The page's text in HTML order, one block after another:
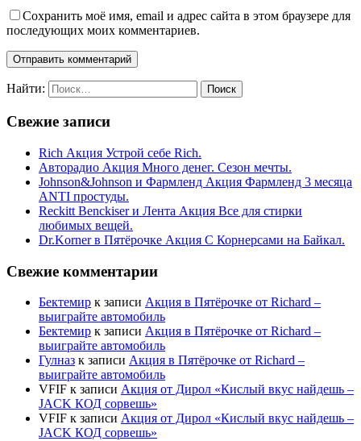
Сохранить моё имя, email и адрес сайта в этом браузере для
последующих моих комментариев.
Найти:
Свежие записи
Rich Акция Устрой себе Rich.
Авторадио Акция Много денег. Сезон мечты.
Johnson&Johnson и Фармленд Акция Фармленд 3 месяца
ANTI простуды.
Reckitt Benckiser и Лента Акция Все для стирки
любимых вещей.
Dr.Korner в Пятёрочке Акция С Корнерсами на Байкал.
Свежие комментарии
Бектемир к записи Акция в Пятёрочке от Richard –
выиграйте автомобиль
Бектемир к записи Акция в Пятёрочке от Richard –
выиграйте автомобиль
Гулназ к записи Акция в Пятёрочке от Richard –
выиграйте автомобиль
VFIF к записи Акция от Дирол «Кислый вкус найдешь –
JACK КОД сорвешь»
VFIF к записи Акция от Дирол «Кислый вкус найдешь –
JACK КОД сорвешь»